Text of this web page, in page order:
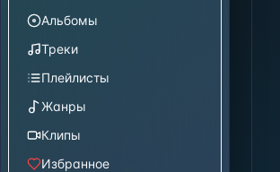
Альбомы
Треки
Плейлисты
Жанры
Клипы
Избранное